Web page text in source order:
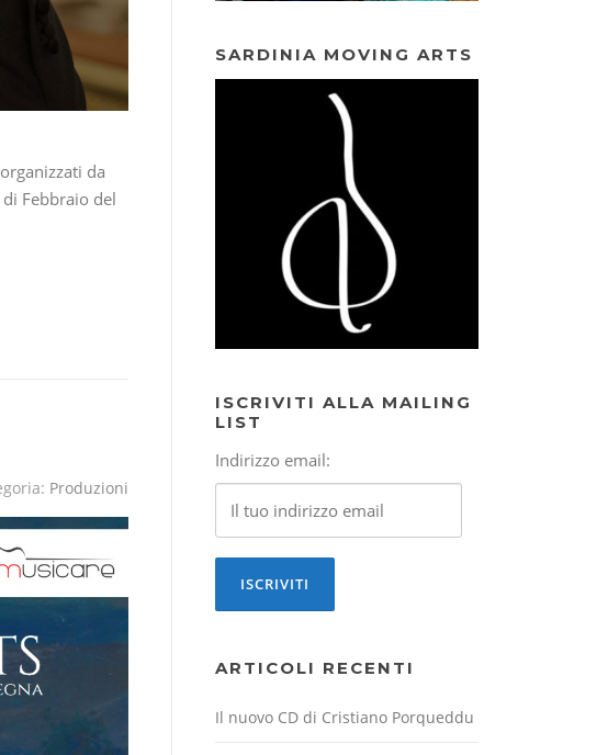
da
Febbraio del
Produzioni
SARDINIA MOVING ARTS
ISCRIVITI ALLA MAILING
LIST
Indirizzo email:
ARTICOLI RECENTI
Il nuovo CD di Cristiano Porqueddu